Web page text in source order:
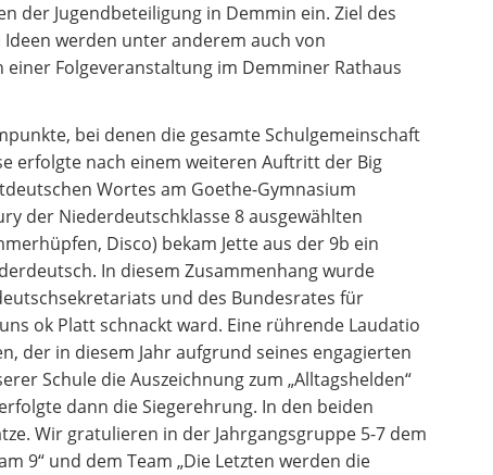
der Jugendbeteiligung in Demmin ein. Ziel des
werden unter anderem auch von
Folgeveranstaltung im Demminer Rathaus
bei denen die gesamte Schulgemeinschaft
erfolgte nach einem weiteren Auftritt der Big
Wortes am Goethe-Gymnasium
der Niederdeutschklasse 8 ausgewählten
Disco) bekam Jette aus der 9b ein
In diesem Zusammenhang wurde
und des Bundesrates für
ok Platt schnackt ward. Eine rührende Laudatio
der in diesem Jahr aufgrund seines engagierten
Schule die Auszeichnung zum „Alltagshelden“
dann die Siegerehrung. In den beiden
Wir gratulieren in der Jahrgangsgruppe 5-7 dem
9“ und dem Team „Die Letzten werden die